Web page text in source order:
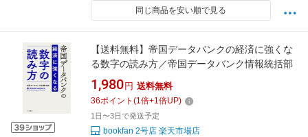
同じ商品を安い順で見る
【送料無料】帝国データバンクの経済に強くな
る数字の読み方／帝国データバンク情報統括部
1,980 円 送料無料
36ポイント (1倍+1倍UP)
1日〜3日で発送予定
bookfan 2号店 楽天市場店